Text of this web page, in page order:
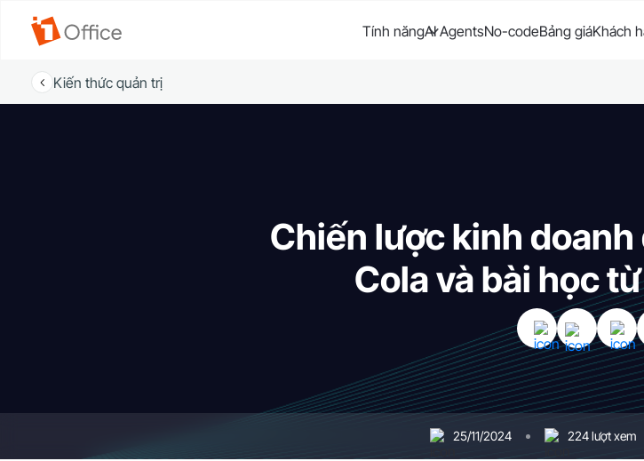
Tính năngAI AgentsNo-codeBảng giáKhách
Kiến thức quản trị
Chiến lược kinh
Cola và bài học
25/11/2024 224 lượt xem